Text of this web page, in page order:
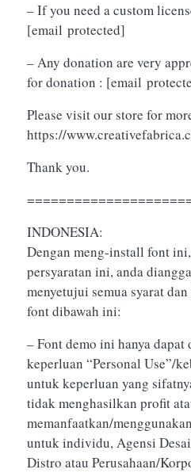
– If you need a custom
[email protected]
– Any donation are very
for donation : [email
Please visit our store for
https://
Thank you.
INDONESIA:
Dengan meng-install font
persyaratan ini, anda
menyetujui semua syarat
font dibawah ini:
– Font demo ini hanya
keperluan “Personal Use”/
untuk keperluan yang
tidak menghasilkan profit
memanfaatkan/
untuk individu, Agensi
Distro atau Perusahaan/